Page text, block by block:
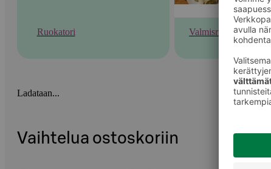
Ruokatori Valmisruoka
Ladataan...
Vaihtelua ostoskoriin